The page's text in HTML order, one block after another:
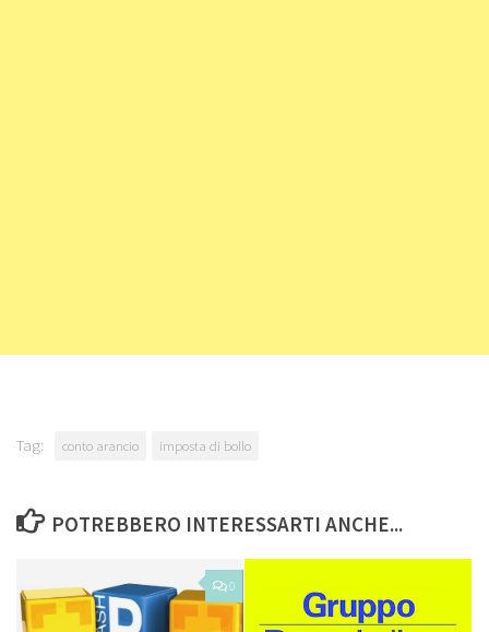
Tag: conto arancio imposta di bollo
POTREBBERO INTERESSARTI ANCHE...
0